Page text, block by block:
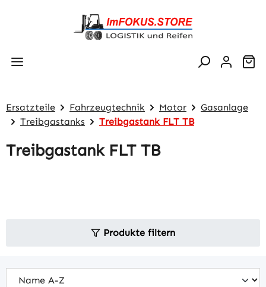
Zum Hauptinhalt springen
Ersatzteile Fahrzeugtechnik Motor
Gasanlage
Treibgastanks
Treibgastank FLT TB
Treibgastank FLT TB
Produkte filtern